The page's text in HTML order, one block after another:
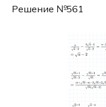
Решение №561